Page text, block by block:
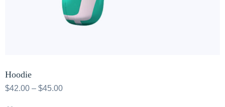
Hoodie
$42.00 – $45.00